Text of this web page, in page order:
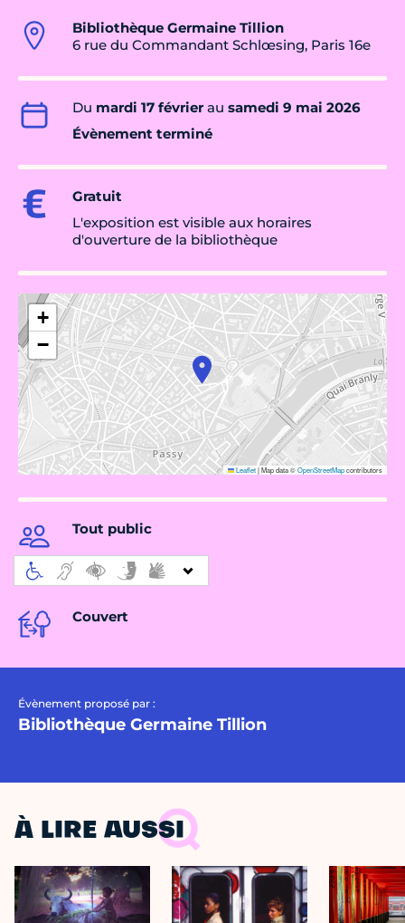
Bibliothèque Germaine Tillion
6 rue du Commandant Schlœsing, Paris 16e
Du mardi 17 févrierau samedi 9 mai 2026
Évènement terminé
Gratuit
L'exposition est visible aux horaires
d'ouverture de la bibliothèque
+
−
Leaflet|Map data ©OpenStreetMapcontributors
Tout public
Couvert
Évènement proposé par :
Bibliothèque Germaine Tillion
À LIRE AUSSI